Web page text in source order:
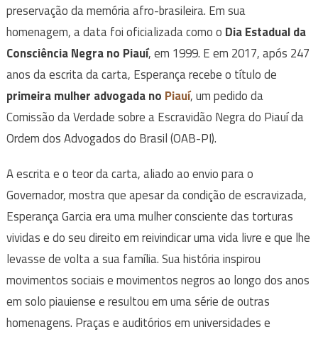
preservação da memória afro-brasileira. Em sua
homenagem, a data foi oficializada como o Dia Estadual da
Consciência Negra no Piauí, em 1999. E em 2017, após 247
anos da escrita da carta, Esperança recebe o título de
primeira mulher advogada no Piauí, um pedido da
Comissão da Verdade sobre a Escravidão Negra do Piauí da
Ordem dos Advogados do Brasil (OAB-PI).
A escrita e o teor da carta, aliado ao envio para o
Governador, mostra que apesar da condição de escravizada,
Esperança Garcia era uma mulher consciente das torturas
vividas e do seu direito em reivindicar uma vida livre e que lhe
levasse de volta a sua família. Sua história inspirou
movimentos sociais e movimentos negros ao longo dos anos
em solo piauiense e resultou em uma série de outras
homenagens. Praças e auditórios em universidades e